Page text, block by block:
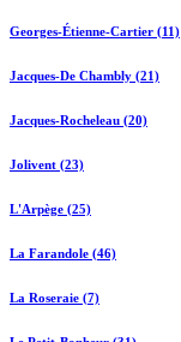
Georges-Étienne-Cartier (11)
Jacques-De Chambly (21)
Jacques-Rocheleau (20)
Jolivent (23)
L'Arpège (25)
La Farandole (46)
La Roseraie (7)